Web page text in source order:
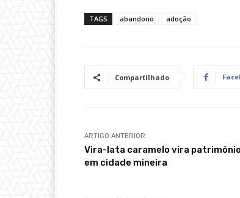
TAGS abandono adoção
Compartilhado
ARTIGO ANTERIOR
Vira-lata caramelo vira
em cidade mineira